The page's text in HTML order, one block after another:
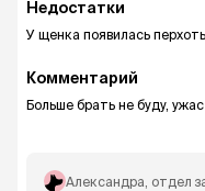
Недостатки
У щенка появилась перхоть
Комментарий
Больше брать не буду, ужас
Александра , отдел